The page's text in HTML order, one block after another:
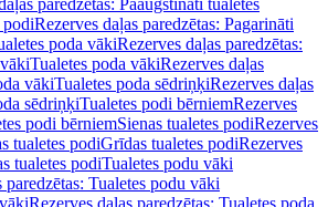
paredzētas: Paaugstināti tualetes
podiRezerves daļas paredzētas: Pagarināti
poda vākiRezerves daļas paredzētas:
Tualetes poda vākiRezerves daļas
vākiTualetes poda sēdriņķiRezerves daļas
sēdriņķiTualetes podi bērniemRezerves
podi bērniemSienas tualetes podiRezerves
tualetes podiGrīdas tualetes podiRezerves
tualetes podiTualetes podu vāki
paredzētas: Tualetes podu vāki
Rezerves daļas paredzētas: Tualetes poda